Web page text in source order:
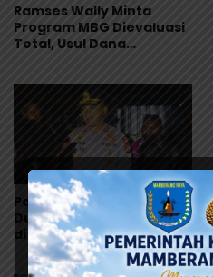
Ramses Wally Minta
Program MBG Dievaluasi
Total, Usul Dana
Polres Jayapura Selidiki
Dugaan Keracunan MBG
di Depapre, Puluhan
Saksi Diperiksa dan
Sampel Makanan Diuji